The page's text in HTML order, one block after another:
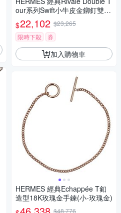
our系列Swift小牛皮金鉚釘雙圈
手鍊/手環(金棕)
$22,102 $23,265
限時下殺
券
加入購物車
HERMES 經典Echappée T釦
造型18K玫瑰金手鍊(小-玫瑰金)
$48,776